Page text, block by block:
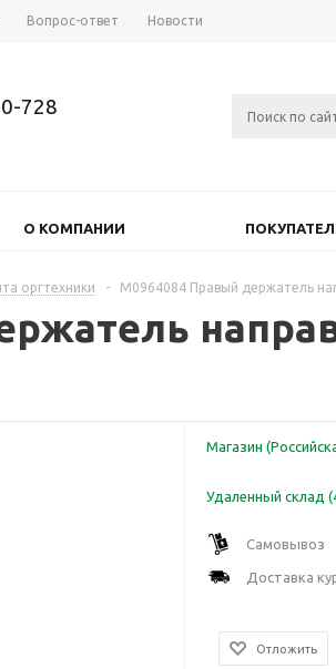
Вопрос-ответ Новости
728
О КОМПАНИИ
оргтехники - M0964084 Правый держатель
Магазин
Удаленный склад
Самовывоз
Доставка
Отложить